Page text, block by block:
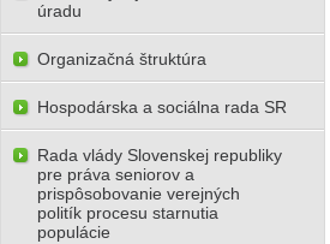
úradu
Organizačná štruktúra
Hospodárska a sociálna rada SR
Rada vlády Slovenskej republiky
pre práva seniorov a
prispôsobovanie verejných
politík procesu starnutia
populácie